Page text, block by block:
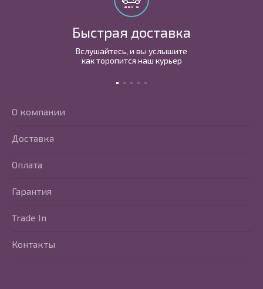
Быстрая доставка
Вслушайтесь, и вы услышите
как торопится наш курьер
О компании
Доставка
Оплата
Гарантия
Trade In
Контакты